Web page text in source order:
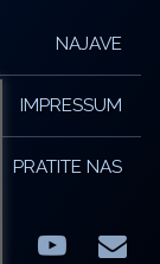
NAJAVE
IMPRESSUM
PRATITE NAS
E-